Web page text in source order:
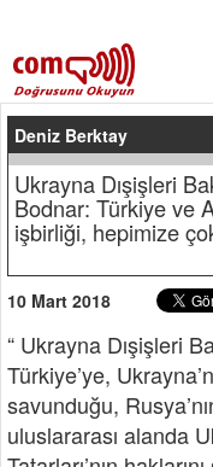
Deniz Berktay
Ukrayna Dışişleri
Bodnar: Türkiye ve
işbirliği, hepimize
10 Mart 2018
“ Ukrayna Dışişleri
Türkiye’ye,
savunduğu, Rusya’nın
uluslararası alanda